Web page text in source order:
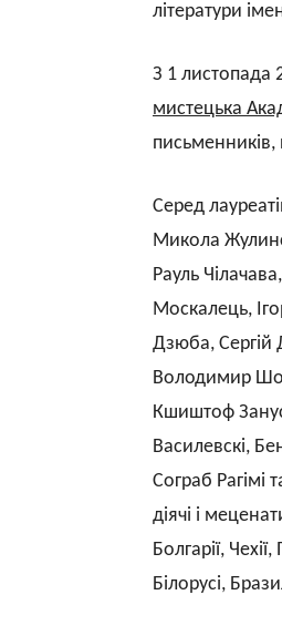
літератури
З 1 листопада
мистецька
письменників,
Серед
Микола
Рауль
Москалець,
Дзюба, Сергій
Володимир
Кшиштоф
Василевскі,
Сограб Рагімі
діячі і
Болгарії,
Білорусі,